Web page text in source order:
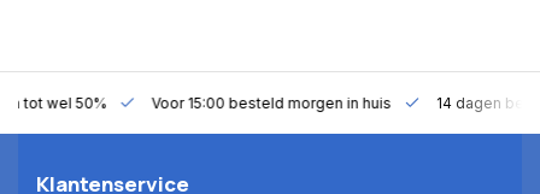
tot wel 50% Voor 15:00 besteld morgen in huis 14 dagen
Klantenservice